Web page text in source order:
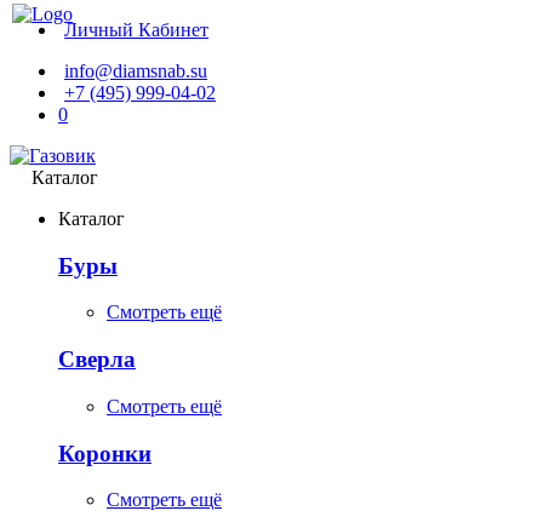
Личный Кабинет
info@diamsnab.su
+7 (495) 999-04-02
0
Каталог
Каталог
Буры
Смотреть ещё
Сверла
Смотреть ещё
Коронки
Смотреть ещё